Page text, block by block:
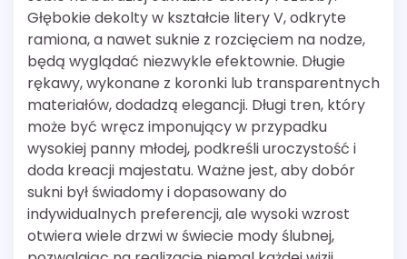
Głębokie dekolty w kształcie litery V, odkryte
ramiona, a nawet suknie z rozcięciem na nodze,
będą wyglądać niezwykle efektownie. Długie
rękawy, wykonane z koronki lub transparentnych
materiałów, dodadzą elegancji. Długi tren, który
może być wręcz imponujący w przypadku
wysokiej panny młodej, podkreśli uroczystość i
doda kreacji majestatu. Ważne jest, aby dobór
sukni był świadomy i dopasowany do
indywidualnych preferencji, ale wysoki wzrost
otwiera wiele drzwi w świecie mody ślubnej,